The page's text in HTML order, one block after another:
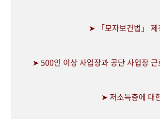
➤ 「모자보건법」 제
➤ 500인 이상 사업장과 공단 사업장
➤ 저소득층에 대